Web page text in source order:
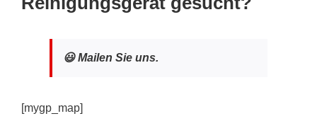
😃 Mailen Sie uns.
[mygp_map]